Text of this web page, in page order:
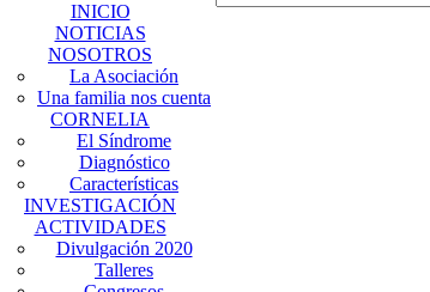
INICIO
NOTICIAS
NOSOTROS
La Asociación
Una familia nos cuenta
CORNELIA
El Síndrome
Diagnóstico
Características
INVESTIGACIÓN
ACTIVIDADES
Divulgación 2020
Talleres